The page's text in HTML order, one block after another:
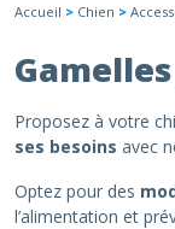
Accueil > Chien >
Proposez à votre
ses besoins avec
Optez pour des
l’alimentation et